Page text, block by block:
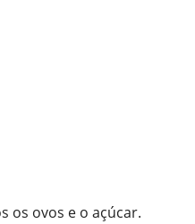
os ovos e o açúcar.